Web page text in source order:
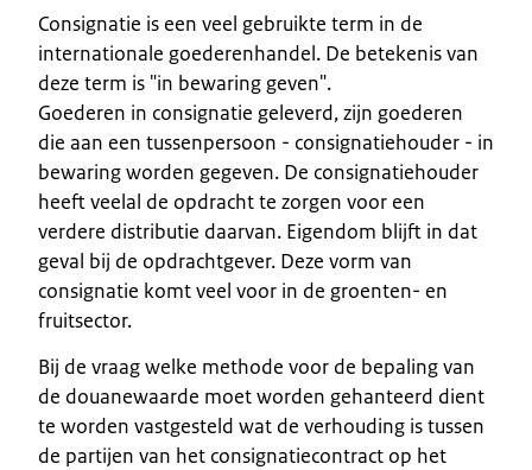
Consignatie is een veel gebruikte term in de
internationale goederenhandel. De betekenis van
deze term is "in bewaring geven".
Goederen in consignatie geleverd, zijn goederen
die aan een tussenpersoon - consignatiehouder - in
bewaring worden gegeven. De consignatiehouder
heeft veelal de opdracht te zorgen voor een
verdere distributie daarvan. Eigendom blijft in dat
geval bij de opdrachtgever. Deze vorm van
consignatie komt veel voor in de groenten- en
fruitsector.
Bij de vraag welke methode voor de bepaling van
de douanewaarde moet worden gehanteerd dient
te worden vastgesteld wat de verhouding is tussen
de partijen van het consignatiecontract op het